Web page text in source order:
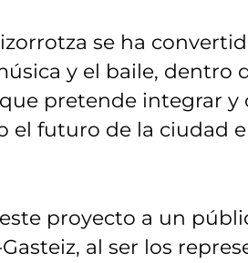
se ha
y el baile, dentro
pretende integrar y
el futuro de la ciudad
proyecto a un
al ser los